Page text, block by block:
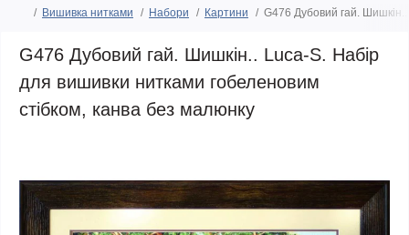
Вишивка нитками Набори Картини G476 Дубовий гай.
G476 Дубовий гай. Шишкін.. Luca-S. Набір
для вишивки нитками гобеленовим
стібком, канва без малюнку